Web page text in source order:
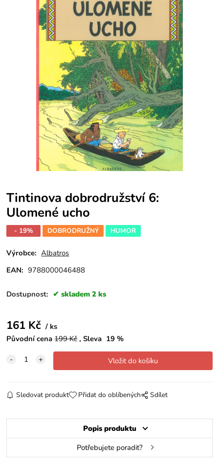
Tintinova dobrodružství 6:
Ulomené ucho
- 19% DOBRODRUŽNÝ HUMOR
Výrobce: Albatros
EAN: 9788000046488
Dostupnost: skladem 2 ks
161 Kč
ks
Původní cena 199Kč Sleva 19 %
Sledovat produkt Přidat do oblíbených Sdílet
Popis produktu
Potřebujete poradit?